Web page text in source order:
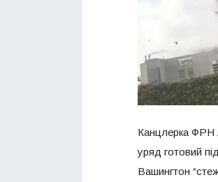
Канцлерка ФРН
уряд готовий
Вашингтон